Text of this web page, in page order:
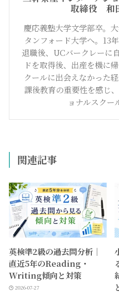
取締役 和
慶応義塾大学文学部卒。
タンフォード大学へ。13
退職後、UCバークレーに
ドを取得後、出産を機に
クールに出会えなかった
課後教育の重要性を感じ
ョナルスクー
関連記事
英検準2級の過去問分析｜
直近5年のReading・
Writing傾向と対策
2026-07-27